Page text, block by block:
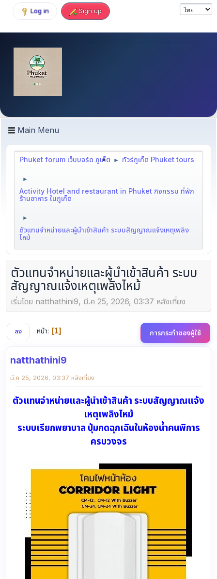
Log in Sign up
Main Menu
Phuket forum เว็บบอร์ด ภูเก็ต ► ทัวร์ภูเก็ต Phuket tours
►
Activity Hotel and restaurant in Phuket กิจกรรม ที่พัก
ร้านอาหาร ในภูเก็ต
►
ตัวแทนจำหน่ายและผู้นำเข้าสินค้า ระบบสัญญาณแจ้งเหตุเพลิง
ไหม้
ตัวแทนจำหน่ายและผู้นำเข้าสินค้า ระบบ
สัญญาณแจ้งเหตุเพลิงไหม้
เริ่มโดย natthathini9, มี.ค 25, 2026, 03:37 หลังเที่ยง
ลง หน้า 1 การกระทำของผู้ใช้
natthathini9
มี.ค 25, 2026, 03:37 หลังเที่ยง
ตัวแทนจำหน่ายและผู้นำเข้าสินค้า ระบบสัญญาณแจ้ง
เหตุเพลิงไหม้
ระบบเรียกพยาบาล ปุ่มกดฉุกเฉินในห้องน้ำคนพิการ
ครบวงจร